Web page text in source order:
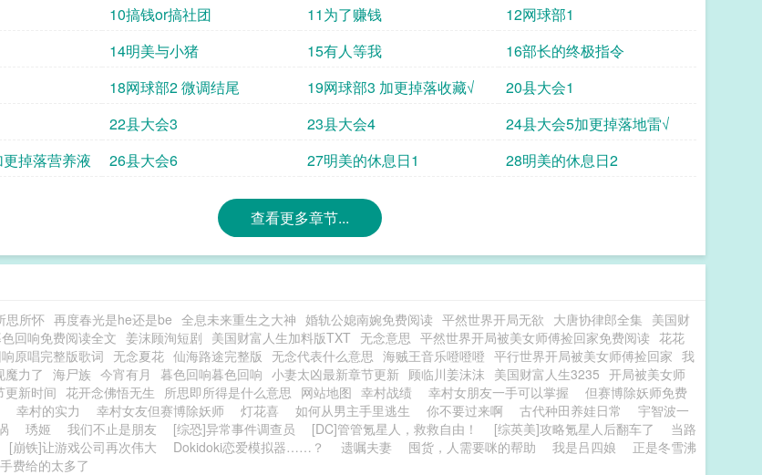
10搞钱or搞社团 11为了赚钱
12网球部1
14明美与小猪 15有人等我
16部长的终极指令
18网球部2 微调结尾 19网球部3 加更掉落收藏√
20县大会1
22县大会3 23县大会4
24县大会5加更掉落地雷√
掉落营养液
26县大会6 27明美的休息日1 28明美的休息日2
查看更多章节...
思所怀 再度春光是he还是be 全息未来重生之大神 婚轨公媳南婉免费阅读 平然世界开局无欲 大唐协律郎全集 美国财
回响免费阅读全文 姜沫顾洵短剧 美国财富人生加料版TXT 无念意思 平然世界开局被美女师傅捡回家免费阅读 花花
原唱完整版歌词 无念夏花 仙海路途完整版 无念代表什么意思 海贼王音乐噔噔噔 平行世界开局被美女师傅捡回家 我
魔力了
海尸族 今宵有月 暮色回响暮色回响 小妻太凶最新章节更新 顾临川姜沫沫 美国财富人生3235 开局被美女师
更新时间 花开念佛悟无生 所思即所得是什么意思 网站地图 幸村战绩 幸村女朋友一手可以掌握
但赛博除妖师免费
幸村的实力 幸村女友但赛博除妖师 灯花喜 如何从男主手里逃生 你不要过来啊 古代种田养娃日常
宇智波一
琇姬 我们不止是朋友 [综恐]异常事件调查员 [DC]管管氪星人，救救自由！ [综英美]攻略氪星人后翻车了
当路
[崩铁]让游戏公司再次伟大 Dokidoki恋爱模拟器……？ 遗嘱夫妻 囤货，人需要咪的帮助 我是吕四娘
正是冬雪沸
费给的太多了